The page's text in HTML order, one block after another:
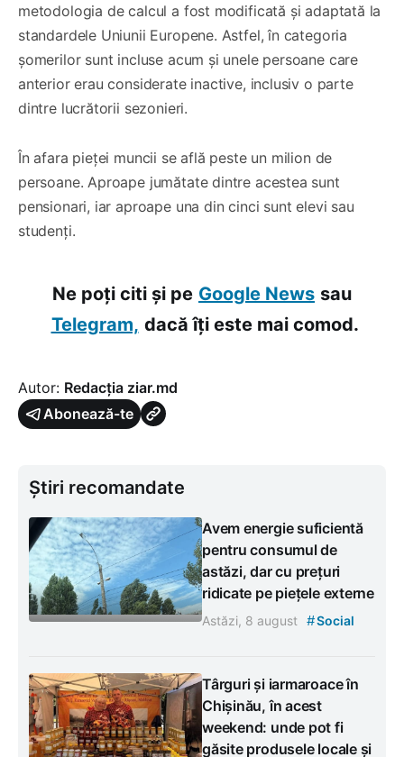
metodologia de calcul a fost modificată și adaptată la
standardele Uniunii Europene. Astfel, în categoria
șomerilor sunt incluse acum și unele persoane care
anterior erau considerate inactive, inclusiv o parte
dintre lucrătorii sezonieri.
În afara pieței muncii se află peste un milion de
persoane. Aproape jumătate dintre acestea sunt
pensionari, iar aproape una din cinci sunt elevi sau
studenți.
Ne poți citi și pe Google News sau
Telegram, dacă îți este mai comod.
Autor: Redacția ziar.md
Abonează-te
Știri recomandate
Avem energie suficientă
pentru consumul de
astăzi, dar cu prețuri
ridicate pe piețele externe
Astăzi, 8 august #Social
Târguri și iarmaroace în
Chișinău, în acest
weekend: unde pot fi
găsite produsele locale și